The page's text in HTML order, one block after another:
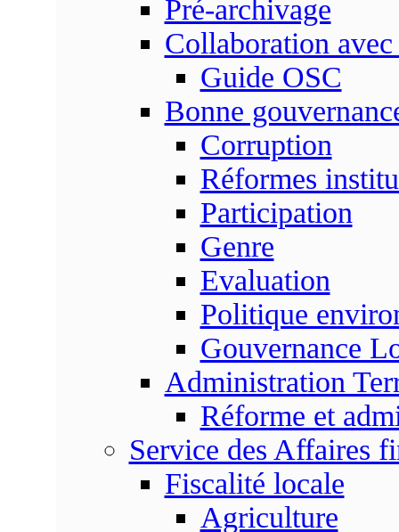
Pré-archivage
Collaboration
Guide OSC
Bonne
Corruption
Réformes
Participation
Genre
Evaluation
Politique
Gouvernance
Administration
Réforme et
Service des Affaires
Fiscalité locale
Agriculture